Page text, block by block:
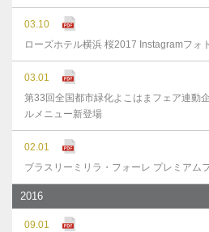
03.10
ローズホテル横浜 桜2017 Instagramフォ
03.01
第33回全国都市緑化よこはまフェア連動
ルメニュー新登場
02.01
ブラスリーミリラ・フォーレ プレミアム
2016
09.01